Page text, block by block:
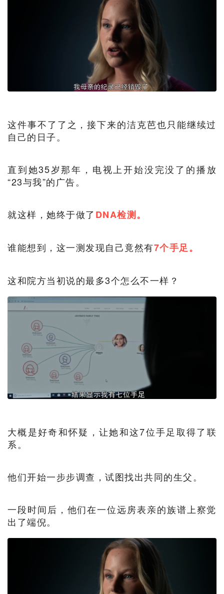
这件事不了了之，接下来的洁克芭也只能继续过
自己的日子。
直到她35岁那年，电视上开始没完没了的播放
“23与我”的广告。
就这样，她终于做了DNA检测。
谁能想到，这一测发现自己竟然有7个手足。
这和院方当初说的最多3个怎么不一样？
大概是好奇和怀疑，让她和这7位手足取得了联
系。
他们开始一步步调查，试图找出共同的生父。
一段时间后，他们在一位远房表亲的族谱上察觉
出了端倪。